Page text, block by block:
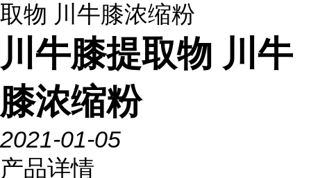
取物 川牛膝浓缩粉
川牛膝提取物 川牛
膝浓缩粉
2021-01-05
产品详情